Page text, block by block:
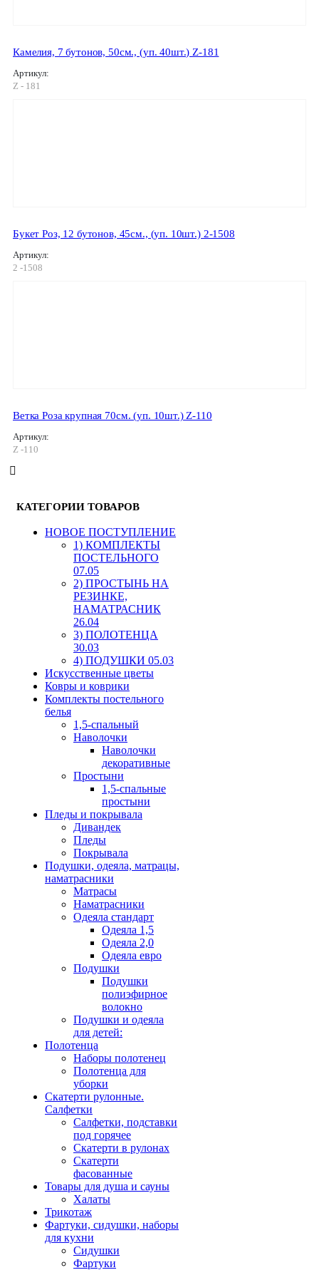
Камелия, 7 бутонов, 50см., (уп. 40шт.) Z-181
Артикул:
Z - 181
Букет Роз, 12 бутонов, 45см., (уп. 10шт.) 2-1508
Артикул:
2 -1508
Ветка Роза крупная 70см. (уп. 10шт.) Z-110
Артикул:
Z -110
КАТЕГОРИИ ТОВАРОВ
HОВОЕ ПОСТУПЛЕНИЕ
1) КОМПЛЕКТЫ
ПОСТЕЛЬНОГО
07.05
2) ПРОСТЫНЬ НА
РЕЗИНКЕ,
НАМАТРАСНИК
26.04
3) ПОЛОТЕНЦА
30.03
4) ПОДУШКИ 05.03
Искусственные цветы
Ковры и коврики
Комплекты постельного
белья
1,5-спальный
Наволочки
Наволочки
декоративные
Простыни
1,5-спальные
простыни
Пледы и покрывала
Дивандек
Пледы
Покрывала
Подушки, одеяла, матрацы,
наматрасники
Матрасы
Наматрасники
Одеяла стандарт
Одеяла 1,5
Одеяла 2,0
Одеяла евро
Подушки
Подушки
полиэфирное
волокно
Подушки и одеяла
для детей:
Полотенца
Наборы полотенец
Полотенца для
уборки
Скатерти рулонные.
Салфетки
Салфетки, подставки
под горячее
Скатерти в рулонах
Скатерти
фасованные
Товары для душа и сауны
Халаты
Трикотаж
Фартуки, сидушки, наборы
для кухни
Сидушки
Фартуки